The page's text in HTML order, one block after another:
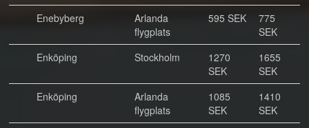
Enebyberg
Arlanda
flygplats
595 SEK
775
SEK
Enköping
Stockholm
1270
SEK
1655
SEK
Enköping
Arlanda
flygplats
1085
SEK
1410
SEK